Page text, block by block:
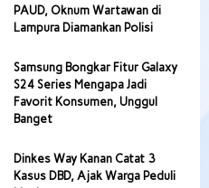
PAUD, Oknum Wartawan di
Lampura Diamankan Polisi
Samsung Bongkar Fitur Galaxy
S24 Series Mengapa Jadi
Favorit Konsumen, Unggul
Banget
Dinkes Way Kanan Catat 3
Kasus DBD, Ajak Warga Peduli